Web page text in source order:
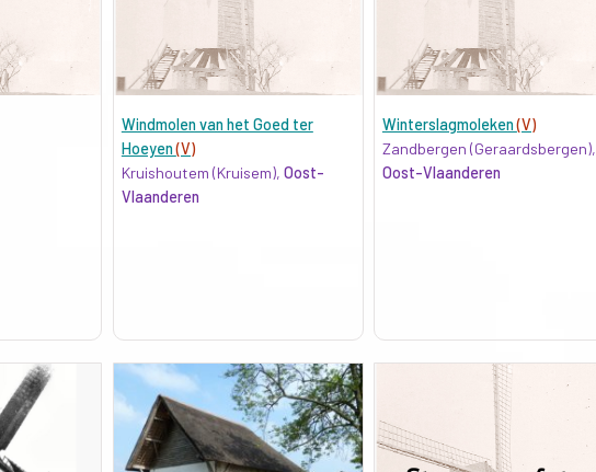
Windmolen van het Goed ter
Hoeyen(V)
Kruishoutem (Kruisem), Oost-
Vlaanderen
Winterslagmoleken(V)
Zandbergen (Geraardsbergen),
Oost-Vlaanderen